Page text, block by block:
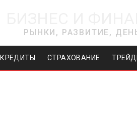
РЫНКИ, РАЗВИТИЕ,
КРЕДИТЫ СТРАХОВАНИЕ